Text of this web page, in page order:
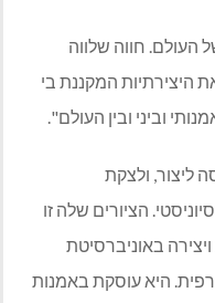
העולם. חווה שלווה
היצירתיות המקננת בי
וביני ובין העולם".
ליצור, ולצקת
הציורים שלה זו
באוניברסיטת
היא עוסקת באמנות